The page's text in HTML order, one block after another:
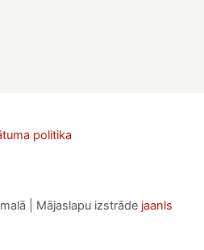
politika
| Mājaslapu izstrāde jaanls